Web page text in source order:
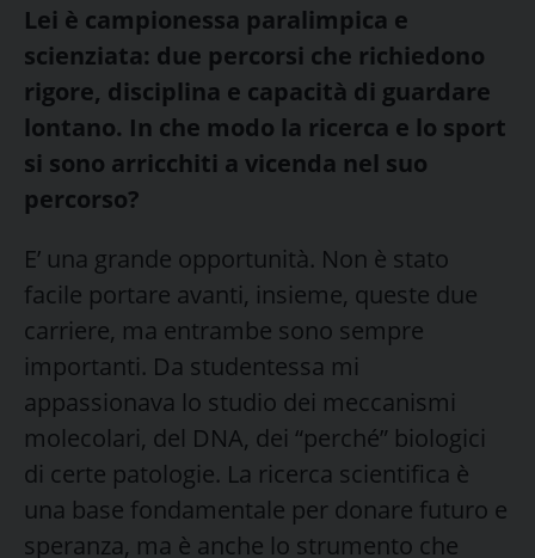
Lei è campionessa paralimpica e
scienziata: due percorsi che richiedono
rigore, disciplina e capacità di guardare
lontano. In che modo la ricerca e lo sport
si sono arricchiti a vicenda nel suo
percorso?
E’ una grande opportunità. Non è stato
facile portare avanti, insieme, queste due
carriere, ma entrambe sono sempre
importanti. Da studentessa mi
appassionava lo studio dei meccanismi
molecolari, del DNA, dei “perché” biologici
di certe patologie. La ricerca scientifica è
una base fondamentale per donare futuro e
speranza, ma è anche lo strumento che